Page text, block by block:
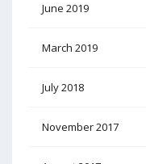
June 2019
March 2019
July 2018
November 2017